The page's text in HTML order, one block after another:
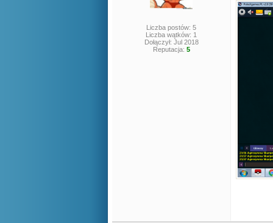
Liczba postów: 5
Liczba wątków: 1
Dołączył: Jul 2018
Reputacja: 5